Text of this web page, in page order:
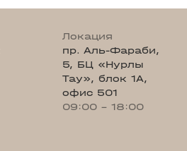
Локация
пр. Аль-Фараби,
5, БЦ «Нурлы
Тау», блок 1А,
офис 501
09:00 - 18:00